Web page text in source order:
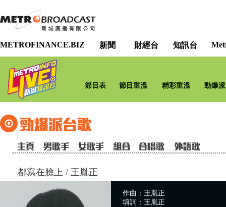
METROFINANCE.BIZ 新聞 財經台 知訊台
節目表 節目重溫 精彩重溫 勁爆
都寫在臉上 / 王胤正
作曲：王胤正
填詞：王胤正